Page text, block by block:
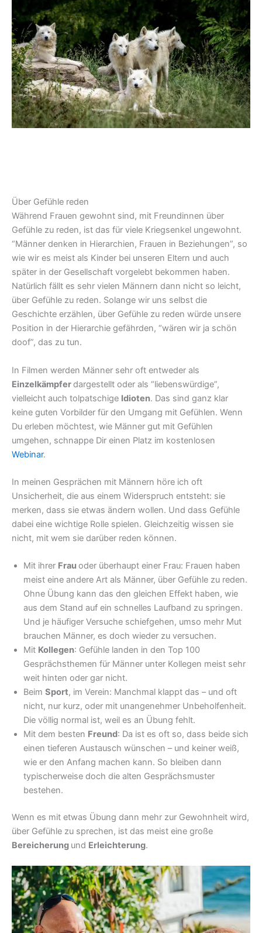
Über Gefühle reden
Während Frauen gewohnt sind, mit Freundinnen über
Gefühle zu reden, ist das für viele Kriegsenkel ungewohnt.
“Männer denken in Hierarchien, Frauen in Beziehungen”, so
wie wir es meist als Kinder bei unseren Eltern und auch
später in der Gesellschaft vorgelebt bekommen haben.
Natürlich fällt es sehr vielen Männern dann nicht so leicht,
über Gefühle zu reden. Solange wir uns selbst die
Geschichte erzählen, über Gefühle zu reden würde unsere
Position in der Hierarchie gefährden, “wären wir ja schön
doof”, das zu tun.
In Filmen werden Männer sehr oft entweder als
Einzelkämpferdargestellt oder als “liebenswürdige”,
vielleicht auch tolpatschige Idioten. Das sind ganz klar
keine guten Vorbilder für den Umgang mit Gefühlen. Wenn
Du erleben möchtest, wie Männer gut mit Gefühlen
umgehen, schnappe Dir einen Platz im kostenlosen
Webinar.
In meinen Gesprächen mit Männern höre ich oft
Unsicherheit, die aus einem Widerspruch entsteht: sie
merken, dass sie etwas ändern wollen. Und dass Gefühle
dabei eine wichtige Rolle spielen. Gleichzeitig wissen sie
nicht, mit wem sie darüber reden können.
Mit ihrer Frau oder überhaupt einer Frau: Frauen haben
meist eine andere Art als Männer, über Gefühle zu reden.
Ohne Übung kann das den gleichen Effekt haben, wie
aus dem Stand auf ein schnelles Laufband zu springen.
Und je häufiger Versuche schiefgehen, umso mehr Mut
brauchen Männer, es doch wieder zu versuchen.
Mit Kollegen: Gefühle landen in den Top 100
Gesprächsthemen für Männer unter Kollegen meist sehr
weit hinten oder gar nicht.
Beim Sport, im Verein: Manchmal klappt das – und oft
nicht, nur kurz, oder mit unangenehmer Unbeholfenheit.
Die völlig normal ist, weil es an Übung fehlt.
Mit dem besten Freund: Da ist es oft so, dass beide sich
einen tieferen Austausch wünschen – und keiner weiß,
wie er den Anfang machen kann. So bleiben dann
typischerweise doch die alten Gesprächsmuster
bestehen.
Wenn es mit etwas Übung dann mehr zur Gewohnheit wird,
über Gefühle zu sprechen, ist das meist eine große
Bereicherung und Erleichterung.